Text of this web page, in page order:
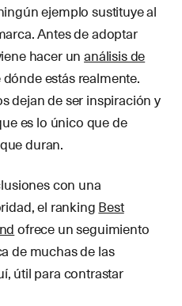
ejemplo sustituye al
Antes de adoptar
hacer unanálisis de
estás realmente.
dejan de ser inspiración y
es lo único que de
duran.
con una
el rankingBest
ofrece un seguimiento
de muchas de las
útil para contrastar